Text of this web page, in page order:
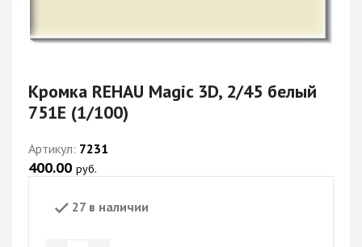
Кромка REHAU Magic 3D, 2/45 белый
751Е (1/100)
Артикул: 7231
400.00 руб.
27 в наличии